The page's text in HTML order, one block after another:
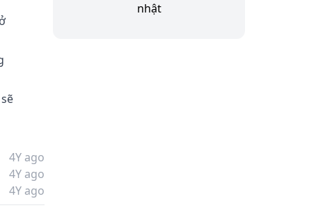
4Y ago
4Y ago
4Y ago
nhật